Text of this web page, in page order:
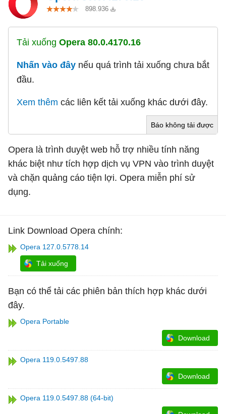
898.936
Tải xuống Opera 80.0.4170.16
Nhấn vào đây nếu quá trình tải xuống chưa bắt
đầu.
Xem thêm các liên kết tải xuống khác dưới đây.
Báo không tải được
Opera là trình duyệt web hỗ trợ nhiều tính năng
khác biệt như tích hợp dịch vụ VPN vào trình duyệt
và chặn quảng cáo tiện lợi. Opera miễn phí sử
dụng.
Link Download Opera chính:
Opera 127.0.5778.14
Tải xuống
Bạn có thể tải các phiên bản thích hợp khác dưới
đây.
Opera Portable
Download
Opera 119.0.5497.88
Download
Opera 119.0.5497.88 (64-bit)